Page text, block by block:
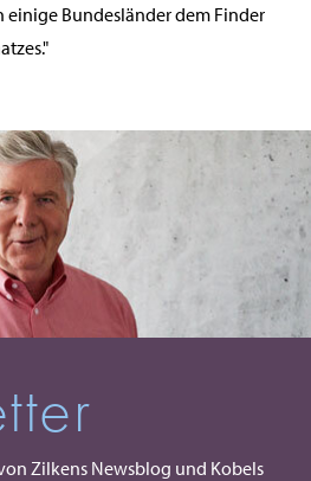
Bundesländer dem Finder
Zilkens Newsblog und Kobels